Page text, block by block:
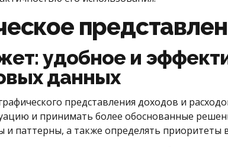
удобное и
данных
представления доходов и
и принимать более обоснованные
и паттерны, а также определять приоритеты